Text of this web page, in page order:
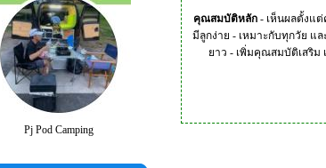
Pj Pod Camping
คุณสมบัติหลัก - เห็นผลตั้งแ
มีลูกง่าย - เหมาะกับทุกวัย แ
ยาว - เพิ่มคุณสมบัติเสริ